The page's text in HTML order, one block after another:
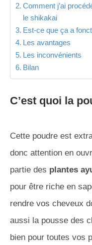
Comment j’ai
le shikakai
Est-ce que ça a
Les avantages
Les inconvénients
Bilan
C’est quoi la
Cette poudre est
donc attention en
partie des plantes
pour être riche en
rendre vos cheveux
aussi la pousse des
bien pour toutes vos